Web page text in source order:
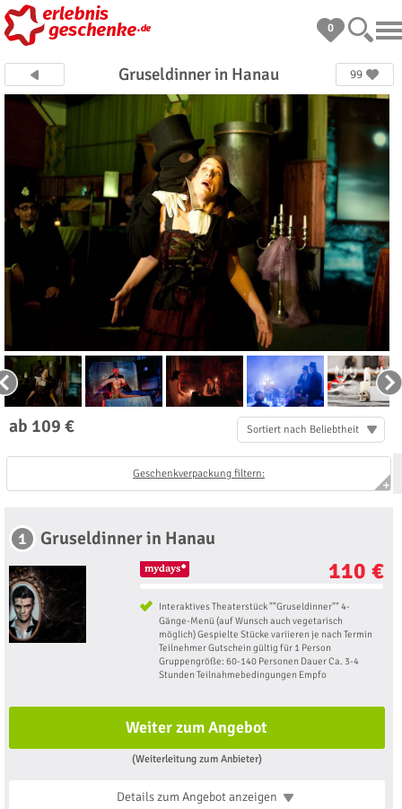
0
Gruseldinner in Hanau 99
ab 109 € Sortiert nach Beliebtheit
Geschenkverpackung filtern:
1 Gruseldinner in Hanau
110 €
Interaktives Theaterstück ""Gruseldinner"" 4-
Gänge-Menü (auf Wunsch auch vegetarisch
möglich) Gespielte Stücke variieren je nach Termin
Teilnehmer Gutschein gültig für 1 Person
Gruppengröße: 60-140 Personen Dauer Ca. 3-4
Stunden Teilnahmebedingungen Empfo
Weiter zum Angebot
(Weiterleitung zum Anbieter)
Details zum Angebotanzeigen